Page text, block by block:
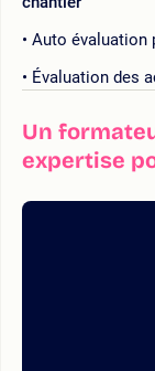
Auto évaluation
Évaluation des
Un
expertise